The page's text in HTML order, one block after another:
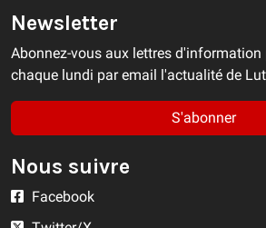
Newsletter
Abonnez-vous aux lettres d'information
chaque lundi par email l'actualité de
S'abonner
Nous suivre
Facebook